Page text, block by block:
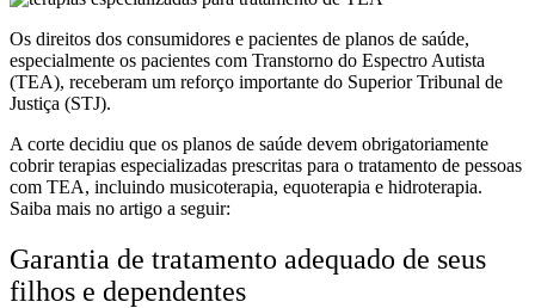
Os direitos dos consumidores e pacientes de planos de saúde,
especialmente os pacientes com Transtorno do Espectro Autista
(TEA), receberam um reforço importante do Superior Tribunal de
Justiça (STJ).
A corte decidiu que os planos de saúde devem obrigatoriamente
cobrir terapias especializadas prescritas para o tratamento de pessoas
com TEA, incluindo musicoterapia, equoterapia e hidroterapia.
Saiba mais no artigo a seguir:
Garantia de tratamento adequado de seus
filhos e dependentes